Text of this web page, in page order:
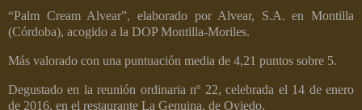
“Palm Cream Alvear”, elaborado por Alvear, S.A. en Montilla
(Córdoba), acogido a la DOP Montilla-Moriles.
Más valorado con una puntuación media de 4,21 puntos sobre 5.
Degustado en la reunión ordinaria nº 22, celebrada el 14 de enero
de 2016, en el restaurante La Genuina, de Oviedo.